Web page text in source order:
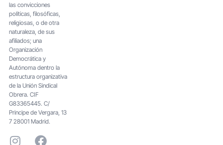
las convicciones
políticas, filosóficas,
religiosas, o de otra
naturaleza, de sus
afiliados; una
Organización
Democrática y
Autónoma dentro la
estructura organizativa
de la Unión Sindical
Obrera. CIF
G83365445. C/
Principe de Vergara, 13
7 28001 Madrid.